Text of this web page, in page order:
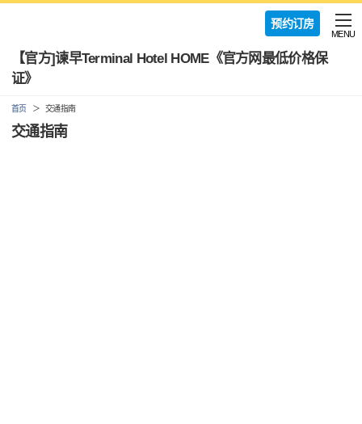
预约订房
【官方]谏早Terminal Hotel HOME《官方网最低价格保
证》
MENU
首页 交通指南
交通指南